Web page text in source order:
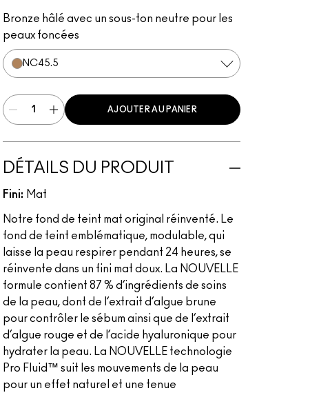
Bronze hâlé avec un sous-ton neutre pour les
peaux foncées
NC45.5
AJOUTER AU PANIER
DÉTAILS DU PRODUIT
Fini: Mat
Notre fond de teint mat original réinventé. Le
fond de teint emblématique, modulable, qui
laisse la peau respirer pendant 24 heures, se
réinvente dans un fini mat doux. La NOUVELLE
formule contient 87 % d’ingrédients de soins
de la peau, dont de l’extrait d’algue brune
pour contrôler le sébum ainsi que de l’extrait
d’algue rouge et de l’acide hyaluronique pour
hydrater la peau. La NOUVELLE technologie
Pro Fluid™ suit les mouvements de la peau
pour un effet naturel et une tenue